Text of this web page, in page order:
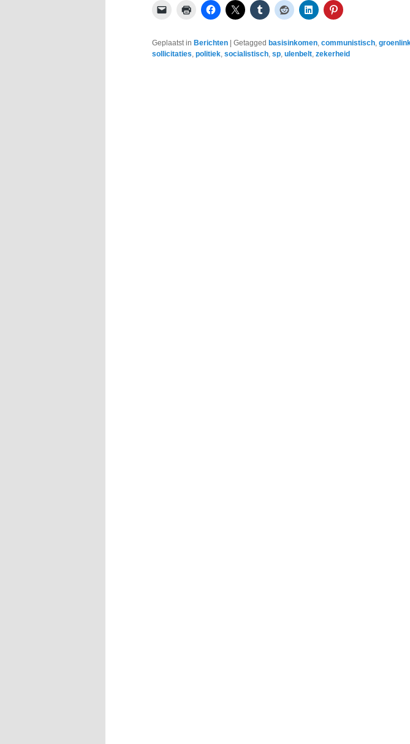
Geplaatst in Berichten Getagged basisinkomen, communistisch,
sollicitaties, politiek, socialistisch, sp, ulenbelt, zekerheid